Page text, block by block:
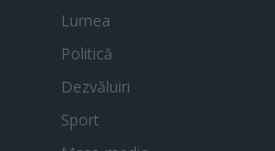
Lumea
Politică
Dezvăluiri
Sport